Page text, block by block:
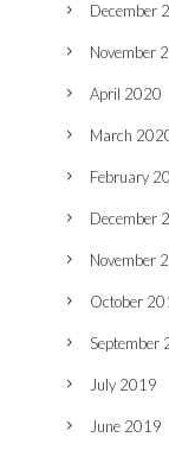
December
November
April 2020
March
February
December
November
October
September
July 2019
June 2019